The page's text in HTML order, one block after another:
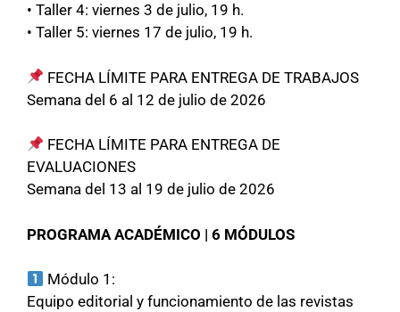
• Taller 4: viernes 3 de julio, 19 h.
• Taller 5: viernes 17 de julio, 19 h.
FECHA LÍMITE PARA ENTREGA DE TRABAJOS
Semana del 6 al 12 de julio de 2026
FECHA LÍMITE PARA ENTREGA DE
EVALUACIONES
Semana del 13 al 19 de julio de 2026
PROGRAMA ACADÉMICO | 6 MÓDULOS
Módulo 1:
Equipo editorial y funcionamiento de las revistas